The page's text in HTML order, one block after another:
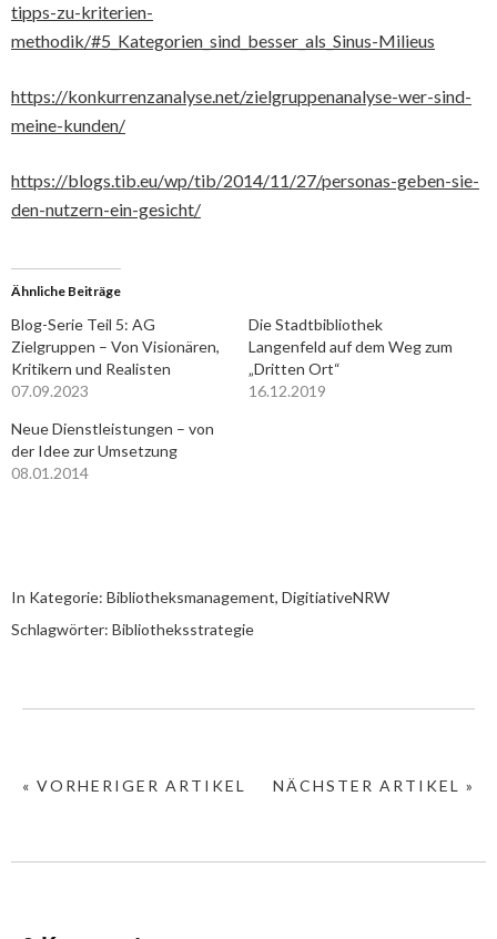
tipps-zu-kriterien-
methodik/#5_Kategorien_sind_besser_als_Sinus-Milieus
https://konkurrenzanalyse.net/zielgruppenanalyse-wer-sind-
meine-kunden/
https://blogs.tib.eu/wp/tib/2014/11/27/personas-geben-sie-
den-nutzern-ein-gesicht/
Ähnliche Beiträge
Blog-Serie Teil 5: AG
Zielgruppen – Von Visionären,
Kritikern und Realisten
07.09.2023
Die Stadtbibliothek
Langenfeld auf dem Weg zum
„Dritten Ort“
16.12.2019
Neue Dienstleistungen – von
der Idee zur Umsetzung
08.01.2014
In Kategorie: Bibliotheksmanagement, DigitiativeNRW
Schlagwörter: Bibliotheksstrategie
NÄCHSTER ARTIKEL »
« VORHERIGER ARTIKEL